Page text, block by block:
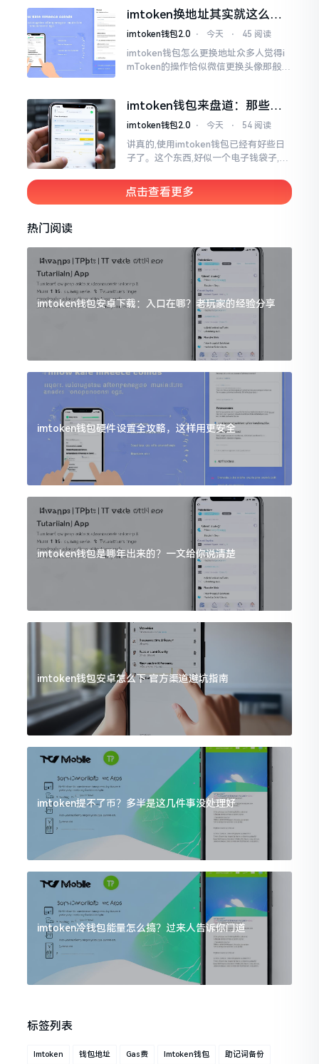
imtoken换地址其实就这么回
事
imtoken钱包2.0 ⋅ 今天 ⋅ 45 阅读
imtoken钱包怎么更换地址众多人觉得i
mToken的操作恰似微信更换头像那般简
据助记词来生成的,通俗讲
imtoken钱包来盘道：那些踩
过的坑和保命招
imtoken钱包2.0 ⋅ 今天 ⋅ 54 阅读
讲真的,使用imtoken钱包已经有好些日
子了。这个东西,好似一个电子钱袋子,里
来一帆风顺、毫无阻碍,有的人使用起来
却提心吊胆、神经紧绷。
点击查看更多
热门阅读
imtoken钱包安卓下载：入口在哪？老玩家的经验分享
imtoken钱包硬件设置全攻略，这样用更安全
imtoken钱包是哪年出来的？一文给你说清楚
imtoken钱包安卓怎么下 官方渠道避坑指南
imtoken提不了币？多半是这几件事没处理好
imtoken冷钱包能量怎么搞？过来人告诉你门道
标签列表
Imtoken 钱包地址 Gas费 Imtoken钱包 助记词备份